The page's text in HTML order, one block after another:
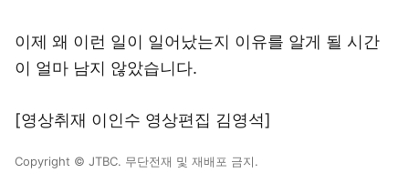
이제 왜 이런 일이 일어났는지 이유를 알게 될 시간
이 얼마 남지 않았습니다.
[영상취재 이인수 영상편집 김영석]
Copyright © JTBC. 무단전재 및 재배포 금지.